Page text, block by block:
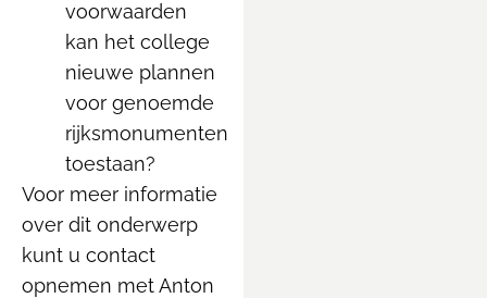
voorwaarden
kan het college
nieuwe plannen
voor genoemde
rijksmonumenten
toestaan?
Voor meer informatie
over dit onderwerp
kunt u contact
opnemen met Anton